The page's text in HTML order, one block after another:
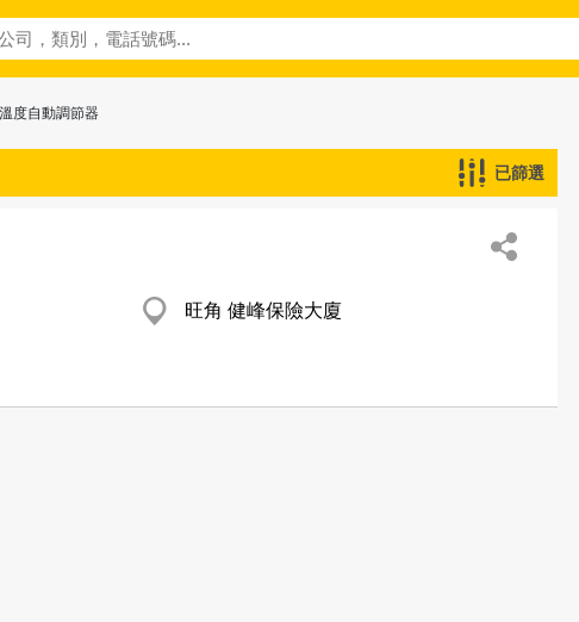
度自動調節器
已篩選
旺角 健峰保險大廈